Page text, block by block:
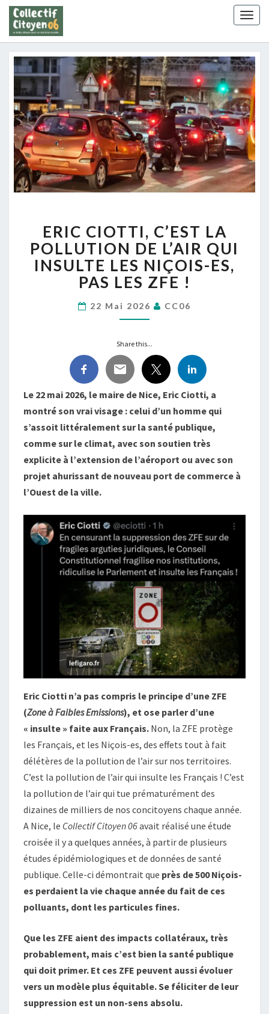
Skip
content
CIOTTI,
C’EST
LA
POLLUTION
DE
QUI
INSULTE
NIÇOIS-
ES,
PAS
LES
!
ERIC CIOTTI, C’EST LA
POLLUTION DE L’AIR QUI
INSULTE LES NIÇOIS-ES,
PAS LES ZFE !
22 Mai 2026 CC06
Share this...
Le 22 mai 2026, le maire de Nice, Eric Ciotti, a
montré son vrai visage : celui d’un homme qui
s’assoit littéralement sur la santé publique,
comme sur le climat, avec son soutien très
explicite à l’extension de l’aéroport ou avec son
projet ahurissant de nouveau port de commerce à
l’Ouest de la ville.
Eric Ciotti n’a pas compris le principe d’une ZFE
(Zone à Faibles Emissions), et ose parler d’une
« insulte » faite aux Français. Non, la ZFE protège
les Français, et les Niçois-es, des effets tout à fait
délétères de la pollution de l’air sur nos territoires.
C’est la pollution de l’air qui insulte les Français ! C’est
la pollution de l’air qui tue prématurément des
dizaines de milliers de nos concitoyens chaque année.
A Nice, le Collectif Citoyen 06avait réalisé une étude
croisée il y a quelques années, à partir de plusieurs
études épidémiologiques et de données de santé
publique. Celle-ci démontrait que près de 500 Niçois-
es perdaient la vie chaque année du fait de ces
polluants, dont les particules fines.
Que les ZFE aient des impacts collatéraux, très
probablement, mais c’est bien la santé publique
qui doit primer. Et ces ZFE peuvent aussi évoluer
vers un modèle plus équitable. Se féliciter de leur
suppression est un non-sens absolu.